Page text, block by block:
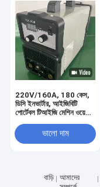
220V/160A, 180 কেস,
ডিসি ইনভার্টার, আইজিবিটি
পোর্টেবল টিআইজি মেশিন ওয়েল্ডিং
200 আই ভালো দাম
বাড়ি
আমাদের